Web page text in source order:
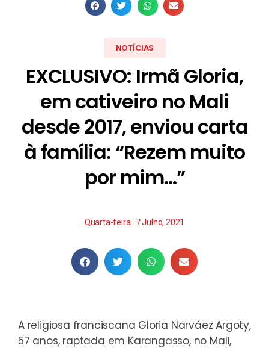
NOTÍCIAS
EXCLUSIVO: Irmã Gloria,
em cativeiro no Mali
desde 2017, enviou carta
à família: “Rezem muito
por mim…”
Quarta-feira · 7 Julho, 2021
A religiosa franciscana Gloria Narváez Argoty,
57 anos, raptada em Karangasso, no Mali,